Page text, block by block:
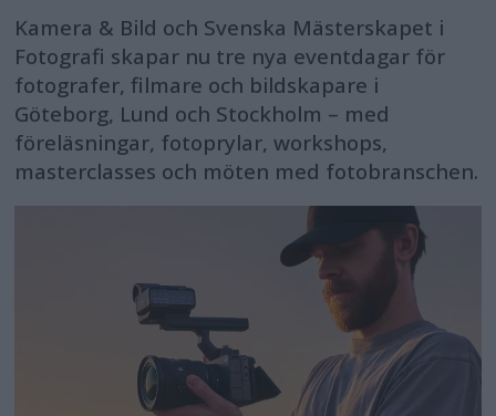
Kamera & Bild och Svenska Mästerskapet i
Fotografi skapar nu tre nya eventdagar för
fotografer, filmare och bildskapare i
Göteborg, Lund och Stockholm – med
föreläsningar, fotoprylar, workshops,
masterclasses och möten med fotobranschen.